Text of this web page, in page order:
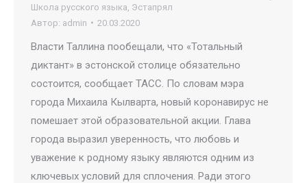
Школа русского языка Эстапрял
Автор: admin 20.03.2020
Власти Таллина пообещали, что «Тотальный
диктант» в эстонской столице обязательно
состоится, сообщает ТАСС. По словам мэра
города Михаила Кылварта, новый коронавирус не
помешает этой образовательной акции. Глава
города выразил уверенность, что любовь и
уважение к родному языку являются одним из
ключевых условий для сплочения. Ради этого